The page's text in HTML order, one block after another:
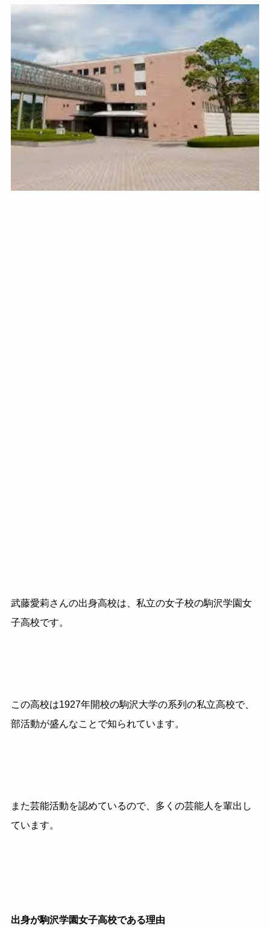
武藤愛莉さんの出身高校は、私立の女子校の駒沢学園女
子高校です。
この高校は1927年開校の駒沢大学の系列の私立高校で、
部活動が盛んなことで知られています。
また芸能活動を認めているので、多くの芸能人を輩出し
ています。
出身が駒沢学園女子高校である理由